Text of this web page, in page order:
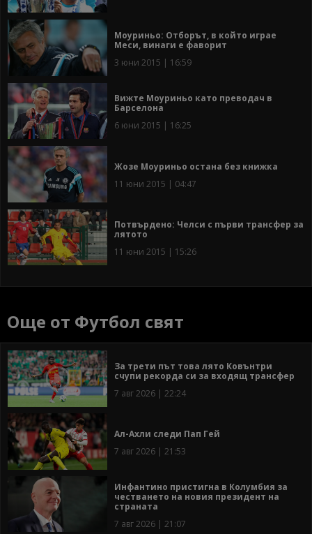
Моуриньо: Отборът, в който играе
Меси, винаги е фаворит
3 юни 2015 | 16:59
Вижте Моуриньо като преводач в
Барселона
6 юни 2015 | 16:25
Жозе Моуриньо остана без книжка
11 юни 2015 | 04:47
Потвърдено: Челси с първи трансфер за
лятото
11 юни 2015 | 15:26
Още от Футбол свят
За трети път това лято Ковънтри
счупи рекорда си за входящ трансфер
7 авг 2026 | 22:24
Ал-Ахли следи Пап Гей
7 авг 2026 | 21:53
Инфантино пристигна в Колумбия за
честването на новия президент на
страната
7 авг 2026 | 21:07